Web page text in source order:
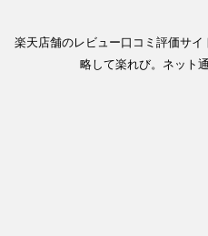
楽天店舗のレビュー口コミ評価サ
略して楽れび。ネット